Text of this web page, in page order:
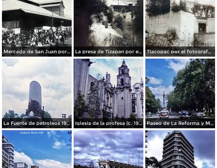
Mercado de San Juan por el fotografo Felix Miret La presa de Tizapan por el fotografo Fernando Kososky. ( Circulada el 22 de Diembre de 1910 ). Tlacopac por el fotografo Hugo Brehme.
La Fuente de petroleos 1950. Iglesia de la profesa (c. 1950) Paseo de La Reforma y Mto a La Independencia 1950